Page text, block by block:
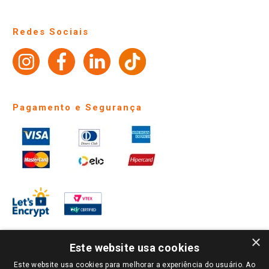
Perguntas frequentes
Identidade Visual
Redes Sociais
Pagamento e Segurança
×
Este website usa cookies
Este website usa cookies para melhorar a experiência do usuário. Ao